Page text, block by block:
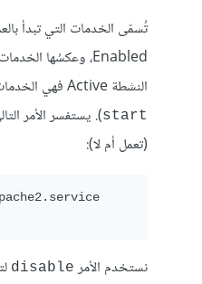
تُسمّى الخدمات التي تبدأ
النشطة Active فهي الخدمات العاملة حاليا (تُشغَّل بالأمر
start). يستفسر الأمر
(تعمل أم لا):
نستخدم الأمر disable